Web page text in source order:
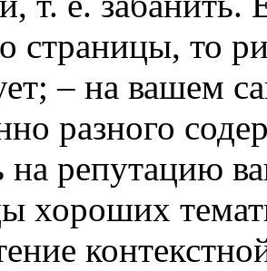
страницы, то
– на вашем
разного
на репутацию
хороших